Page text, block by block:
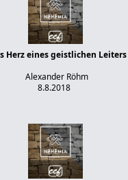
Herz eines geistlichen Leiters
Alexander Röhm
8.8.2018